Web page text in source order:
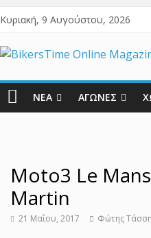
Κυριακή, 9 Αυγούστου, 2026
ΝΕΑ ΑΓΩΝΕΣ
Moto3 Le
Martin
21 Μαΐου, 2017 Φώτης